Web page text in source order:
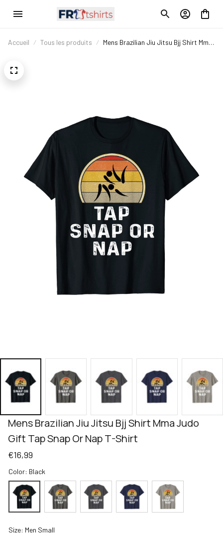
Accueil Tous les produits
Mens Brazilian Jiu Jitsu Bjj Shirt Mma
Mens Brazilian Jiu Jitsu Bjj Shirt Mma Judo
Gift Tap Snap Or Nap T-Shirt
€16,99
Color: Black
Size: Men Small